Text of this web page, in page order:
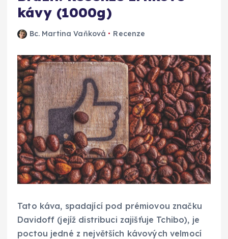
kávy (1000g)
Bc. Martina Vaňková Recenze
Tato káva, spadající pod prémiovou značku
Davidoff (jejíž distribuci zajišťuje Tchibo), je
poctou jedné z největších kávových velmocí